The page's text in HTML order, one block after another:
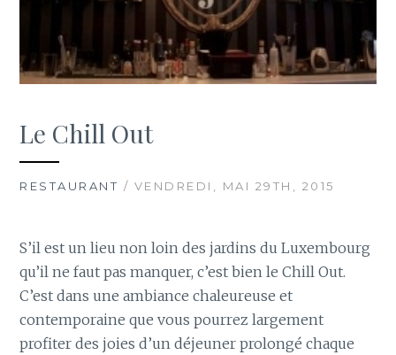
Le Chill Out
RESTAURANT / VENDREDI, MAI 29TH, 2015
S’il est un lieu non loin des jardins du Luxembourg
qu’il ne faut pas manquer, c’est bien le Chill Out.
C’est dans une ambiance chaleureuse et
contemporaine que vous pourrez largement
profiter des joies d’un déjeuner prolongé chaque